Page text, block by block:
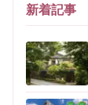
新着記事